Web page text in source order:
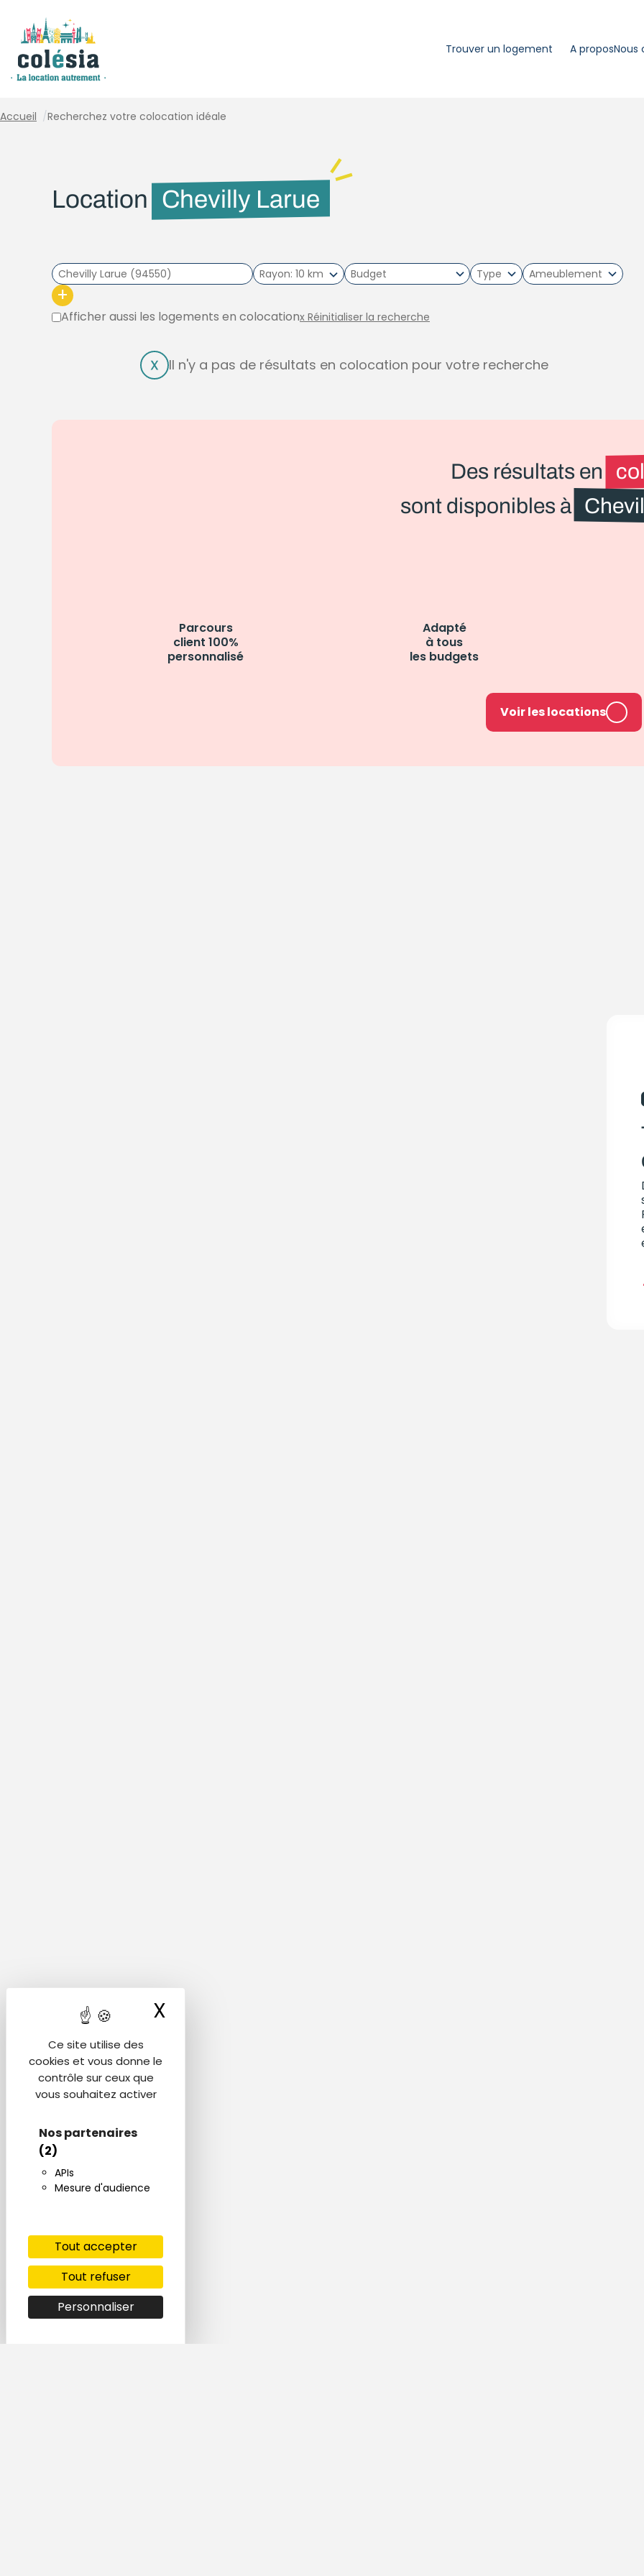
Ce site utilise des
cookies et vous donne le
contrôle sur ceux que
vous souhaitez activer
Nos partenaires
(2)
APIs
Mesure d'audience
Tout accepter
Tout refuser
Personnaliser
X
Trouver un logement A proposNous
Accueil /Recherchez votre colocation idéale
Location Chevilly Larue
Rayon 10 km Type Ameublement
+
Afficher aussi les logements en colocationx Réinitialiser la recherche
Il n'y a pas de résultats en colocation pour votre recherche
Des résultats en
sont disponibles à
Parcours
client 100%
personnalisé
Adapté
à tous
les budgets
Voir les locations